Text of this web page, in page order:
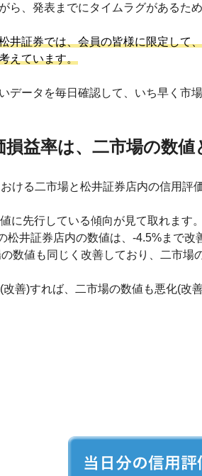
ら、発表までにタイムラグがあるた
井証券では、会員の皆様に限定して
えています。
データを毎日確認して、いち早く市
損益率は、二市場の数
ける二市場と松井証券店内の信用評
に先行している傾向が見て取れます。
井証券店内の数値は、-4.5%まで改
数値も同じく改善しており、二市場
善)すれば、二市場の数値も悪化(改